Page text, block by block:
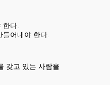
다.
어내야 한다.
갖고 있는 사람을